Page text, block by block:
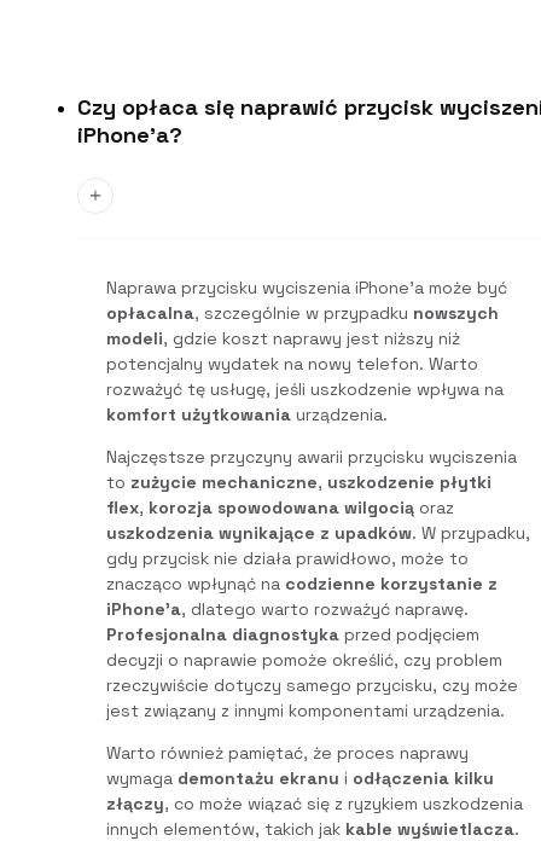
Czy opłaca się naprawić przycisk
iPhone'a?
Naprawa przycisku wyciszenia iPhone’a może być
opłacalna, szczególnie w przypadku nowszych
modeli, gdzie koszt naprawy jest niższy niż
potencjalny wydatek na nowy telefon. Warto
rozważyć tę usługę, jeśli uszkodzenie wpływa na
komfort użytkowania urządzenia.
Najczęstsze przyczyny awarii przycisku wyciszenia
to zużycie mechaniczne, uszkodzenie płytki
flex, korozja spowodowana wilgocią oraz
uszkodzenia wynikające z upadków. W przypadku,
gdy przycisk nie działa prawidłowo, może to
znacząco wpłynąć na codzienne korzystanie z
iPhone’a, dlatego warto rozważyć naprawę.
Profesjonalna diagnostyka przed podjęciem
decyzji o naprawie pomoże określić, czy problem
rzeczywiście dotyczy samego przycisku, czy może
jest związany z innymi komponentami urządzenia.
Warto również pamiętać, że proces naprawy
wymaga demontażu ekranu i odłączenia kilku
złączy, co może wiązać się z ryzykiem uszkodzenia
innych elementów, takich jak kable wyświetlacza.